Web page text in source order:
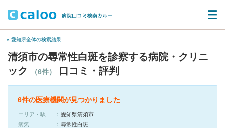
« 愛知県全体の検索結果
清須市の尋常性白斑を診察する病院・クリニ
ック
（6件） 口コミ・評判
6件の医療機関が見つかりました
エリア・駅
愛知県清須市
病気
尋常性白斑